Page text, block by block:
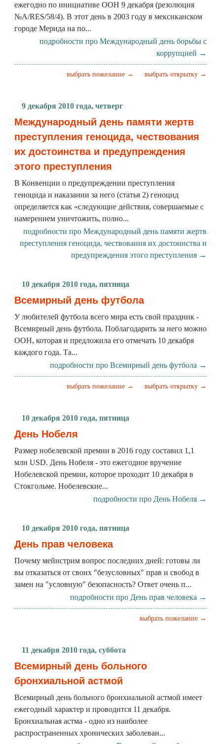
ежегодно по инициативе ООН 9 декабря (резолюция
№A/RES/58/4). В этот день в 2003 году в мексиканском
городе Мерида на по...
подробности про Международный день борьбы с
коррупцией →
выбрать открытку →
выбрать пожелание →
9 декабря 2010 года, четверг
Международный день памяти жертв
преступления геноцида, чествования
их достоинства и предупреждения
этого преступления
В Конвенции о предупреждении преступления
геноцида и наказании за него (статья 2) геноцид
определяется как «следующие действия, совершаемые с
намерением уничтожить, полно...
подробности про Международный день памяти жертв
преступления геноцида, чествования их достоинства и
предупреждения этого преступления →
10 декабря 2010 года, пятница
Всемирный день футбола
У любителей футбола всего мира есть свой праздник -
Всемирный день футбола. Поблагодарить за него можно
ООН, которая и предложила его отмечать 10 декабря
каждого года. Та...
подробности про Всемирный день футбола →
выбрать открытку →
выбрать пожелание →
10 декабря 2010 года, пятница
День Нобеля
Размер нобелевской премии в 2016 году составил 1,1
млн USD. День Нобеля - это ежегодное вручение
Нобелевской премии, которое проходит 10 декабря в
Стокгольме. Нобелевские...
подробности про День Нобеля →
10 декабря 2010 года, пятница
День прав человека
Почему мейнстрим вопрос последних дней: готовы ли
вы отказаться от своих "безусловных" прав и свобод в
замен на "условную" безопасность? Ответ очень п...
подробности про День прав человека →
выбрать пожелание →
11 декабря 2010 года, суббота
Всемирный день больного
бронхиальной астмой
Всемирный день больного бронхиальной астмой имеет
ежегодный характер и проводится 11 декабря.
Бронхиальная астма - одно из наиболее
распространенных хронических заболеван...